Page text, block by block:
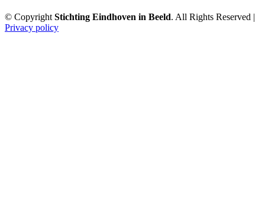
© CopyrightStichting Eindhoven in Beeld. All Rights Reserved |
Privacy policy